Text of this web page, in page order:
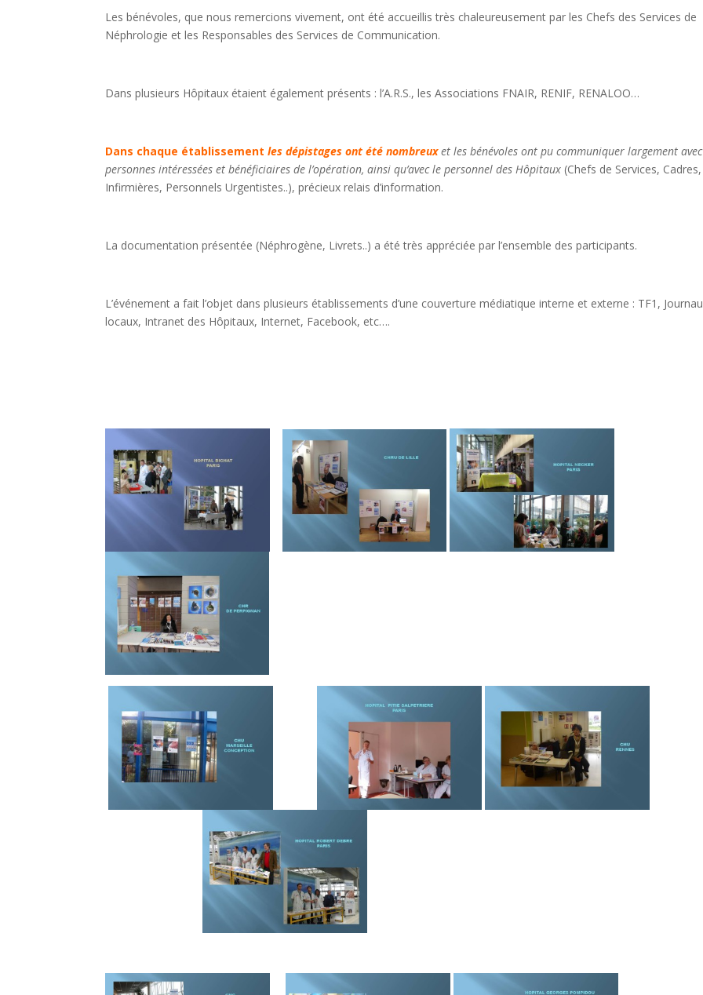
Les bénévoles, que nous remercions vivement, ont été accueillis très chaleureusement par les Chefs des Services de
Néphrologie et les Responsables des Services de Communication.
Dans plusieurs Hôpitaux étaient également présents : l’A.R.S., les Associations FNAIR, RENIF, RENALOO…
Dans chaque établissementles dépistages ont été nombreuxet les bénévoles ont pu communiquer largement
personnes intéressées et bénéficiaires de l’opération, ainsi qu’avec le personnel des Hôpitaux (Chefs de Services, Cadres,
Infirmières, Personnels Urgentistes..), précieux relais d’information.
La documentation présentée (Néphrogène, Livrets..) a été très appréciée par l’ensemble des participants.
L’événement a fait l’objet dans plusieurs établissements d’une couverture médiatique interne et externe : TF1,
locaux, Intranet des Hôpitaux, Internet, Facebook, etc….